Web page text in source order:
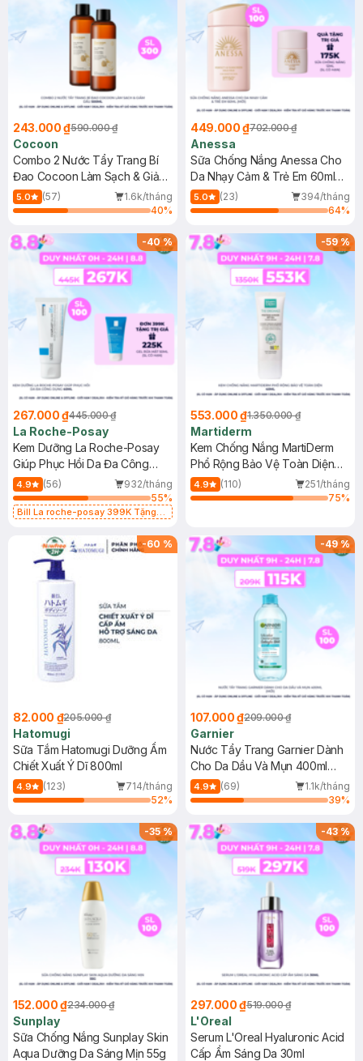
243.000 ₫590.000 ₫
Cocoon
Combo 2 Nước Tẩy Trang Bí
Đao Cocoon Làm Sạch & Giảm
Dầu 500ml
5.0 (57)
1.6k/tháng
40%
449.000 ₫702.000 ₫
Anessa
Sữa Chống Nắng Anessa Cho
Da Nhạy Cảm & Trẻ Em 60ml
(Mới)
5.0 (23)
394/tháng
64%
-40%
267.000 ₫445.000 ₫
La Roche-Posay
Kem Dưỡng La Roche-Posay
Giúp Phục Hồi Da Đa Công
Dụng 40ml
4.9 (56)
932/tháng
55%
Bill La roche-posay 399K Tặng
(SL có hạn)
-59%
553.000 ₫1.350.000 ₫
Martiderm
Kem Chống Nắng MartiDerm
Phổ Rộng Bảo Vệ Toàn Diện
40ml
4.9 (110)
251/tháng
75%
-60 %
82.000 ₫205.000 ₫
Hatomugi
Sữa Tắm Hatomugi Dưỡng Ẩm
Chiết Xuất Ý Dĩ 800ml
4.9 (123)
714/tháng
52%
-49%
107.000 ₫209.000 ₫
Garnier
Nước Tẩy Trang Garnier Dành
Cho Da Dầu Và Mụn 400ml
(Mới)
4.9 (69)
1.1k/tháng
39%
-35%
152.000 ₫234.000 ₫
Sunplay
Sữa Chống Nắng Sunplay Skin
Aqua Dưỡng Da Sáng Mịn 55g
-43%
297.000 ₫519.000 ₫
L'Oreal
Serum L'Oreal Hyaluronic Acid
Cấp Ẩm Sáng Da 30ml